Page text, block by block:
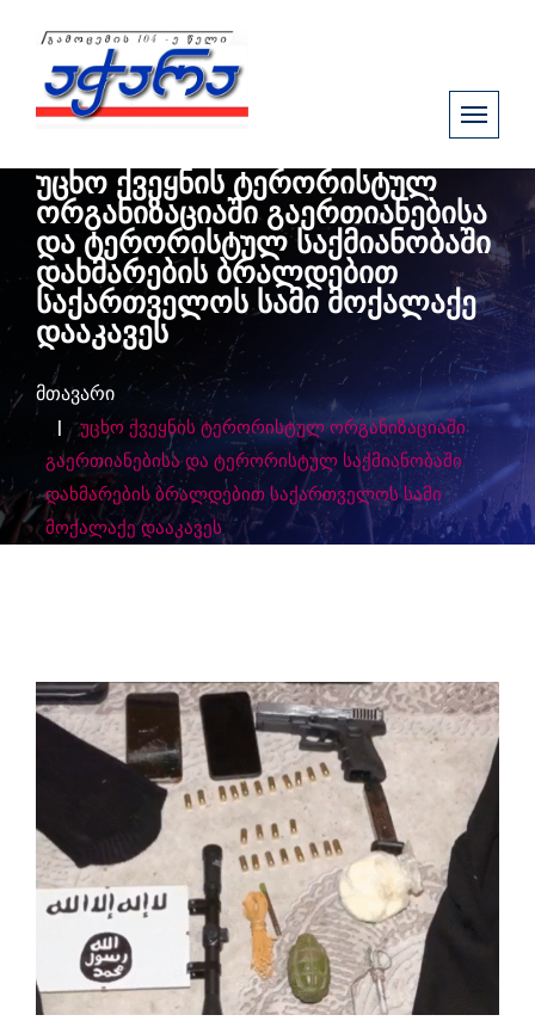
უცხო ქვეყნის ტერორისტულ
ორგანიზაციაში გაერთიანებისა
და ტერორისტულ საქმიანობაში
დახმარების ბრალდებით
საქართველოს სამი მოქალაქე
დააკავეს
მთავარი
უცხო ქვეყნის ტერორისტულ ორგანიზაციაში
გაერთიანებისა და ტერორისტულ საქმიანობაში
დახმარების ბრალდებით საქართველოს სამი
მოქალაქე დააკავეს